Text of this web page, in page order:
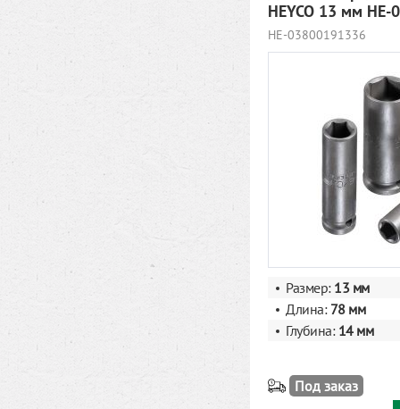
HEYCO 13 мм
HE-03800191336
Размер: 13 мм
Длина: 78 мм
Глубина:14 мм
Под заказ